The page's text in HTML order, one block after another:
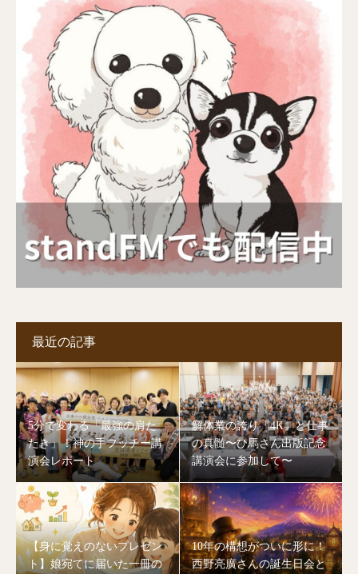
最近の記事
5分で変わる「最強の肩た
たき」！神の手フッチー講
演会レポート
解体業の誇り「4K」と仕事
の真髄〜ひ馬さん出版記念
講演会に参加して〜
【身に覚えのないプレゼン
ト】娘宛てに届いた一冊の
10年の構想がついに形に！
西野亮廣さんの誕生日会と